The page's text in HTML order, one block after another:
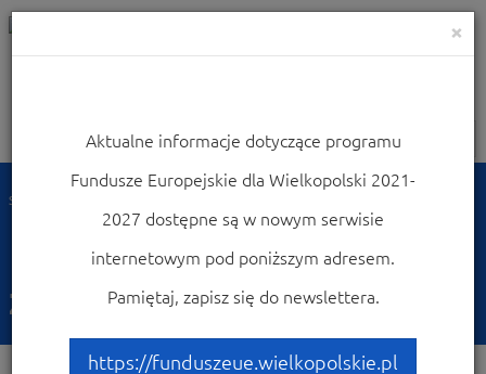
Nawigacja
Strona główna
Nie można wyświetlić
żądanej strony.
×
Aktualne informacje dotyczące programu
Fundusze Europejskie dla Wielkopolski 2021-
2027 dostępne są w nowym serwisie
internetowym pod poniższym adresem.
Pamiętaj, zapisz się do newslettera.
https://funduszeue.wielkopolskie.pl